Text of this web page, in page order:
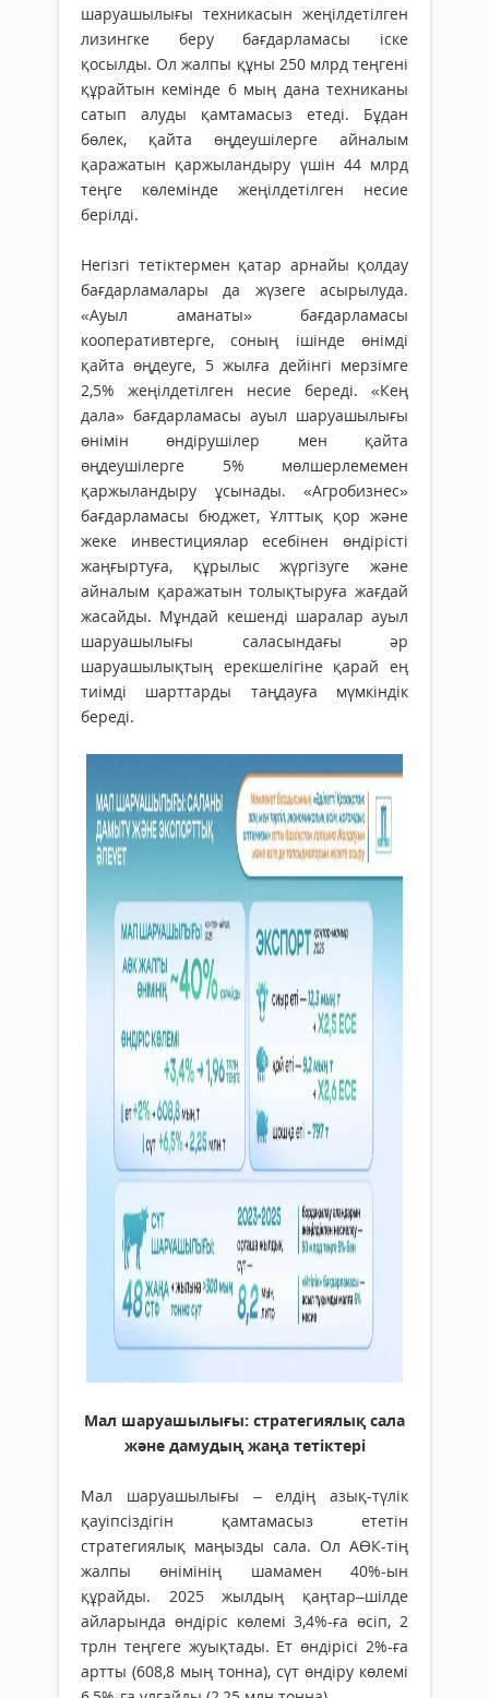
шаруашылығы техникасын жеңілдетілген
лизингке беру бағдарламасы іске
қосылды. Ол жалпы құны 250 млрд теңгені
құрайтын кемінде 6 мың дана техниканы
сатып алуды қамтамасыз етеді. Бұдан
бөлек, қайта өңдеушілерге айналым
қаражатын қаржыландыру үшін 44 млрд
теңге көлемінде жеңілдетілген несие
берілді.
Негізгі тетіктермен қатар арнайы қолдау
бағдарламалары да жүзеге асырылуда.
«Ауыл аманаты» бағдарламасы
кооперативтерге, соның ішінде өнімді
қайта өңдеуге, 5 жылға дейінгі мерзімге
2,5% жеңілдетілген несие береді. «Кең
дала» бағдарламасы ауыл шаруашылығы
өнімін өндірушілер мен қайта
өңдеушілерге 5% мөлшерлемемен
қаржыландыру ұсынады. «Агробизнес»
бағдарламасы бюджет, Ұлттық қор және
жеке инвестициялар есебінен өндірісті
жаңғыртуға, құрылыс жүргізуге және
айналым қаражатын толықтыруға жағдай
жасайды. Мұндай кешенді шаралар ауыл
шаруашылығы саласындағы әр
шаруашылықтың ерекшелігіне қарай ең
тиімді шарттарды таңдауға мүмкіндік
береді.
Мал шаруашылығы: стратегиялық сала
және дамудың жаңа тетіктері
Мал шаруашылығы – елдің азық-түлік
қауіпсіздігін қамтамасыз ететін
стратегиялық маңызды сала. Ол АӨК-тің
жалпы өнімінің шамамен 40%-ын
құрайды. 2025 жылдың қаңтар–шілде
айларында өндіріс көлемі 3,4%-ға өсіп, 2
трлн теңгеге жуықтады. Ет өндірісі 2%-ға
артты (608,8 мың тонна), сүт өндіру көлемі